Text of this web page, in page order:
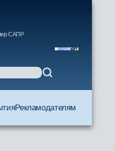
САПР
Рекламодателям